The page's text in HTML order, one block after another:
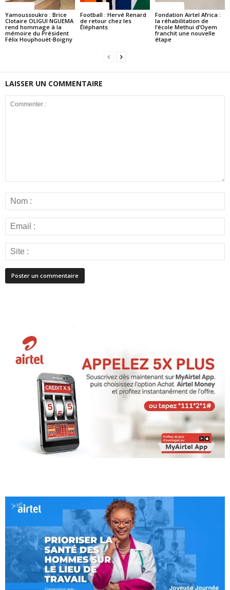
Yamoussoukro : Brice
Clotaire OLIGUI NGUEMA
rend hommage à la
mémoire du Président
Félix Houphouët-Boigny
Football : Hervé Renard
de retour chez les
Éléphants
Fondation Airtel Africa :
la réhabilitation de
l’école Methui d’Oyem
franchit une nouvelle
étape
LAISSER UN COMMENTAIRE